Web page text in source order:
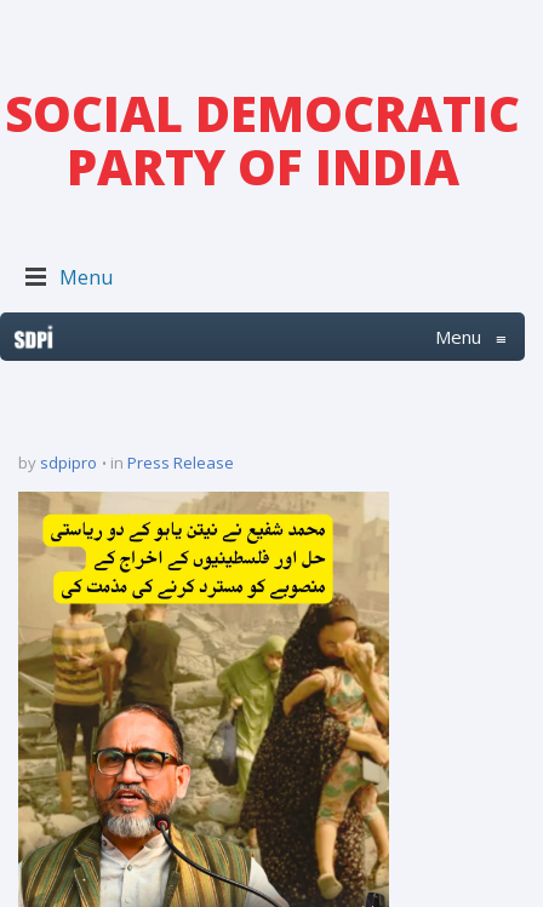
SOCIAL DEMOCRATIC
PARTY OF INDIA
Menu
Menu ≡
by sdpipro in Press Release